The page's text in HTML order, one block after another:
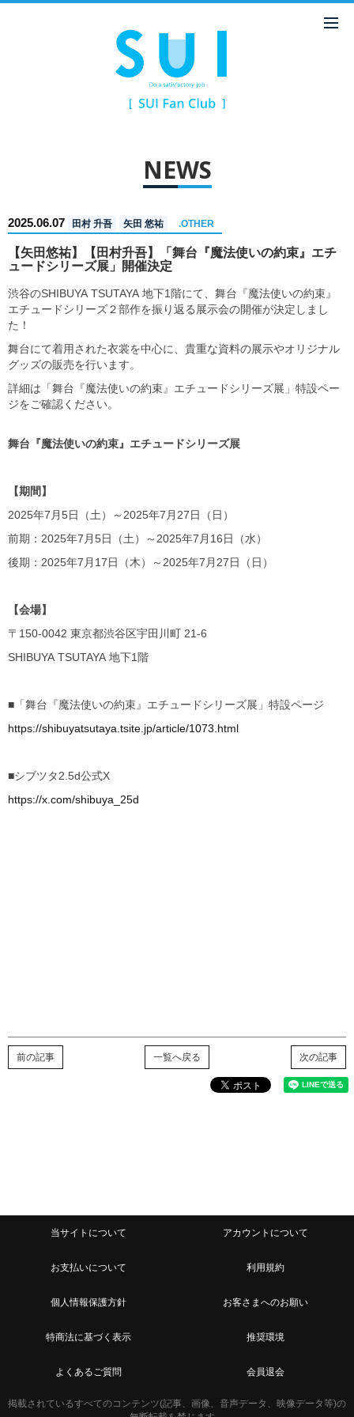
NEWS
2025.06.07 田村 升吾 矢田 悠祐 .OTHER
【矢田悠祐】【田村升吾】「舞台『魔法使いの約束』エチ
ュードシリーズ展」開催決定
渋谷のSHIBUYA TSUTAYA 地下1階にて、舞台『魔法使いの約束』
エチュードシリーズ２部作を振り返る展示会の開催が決定しまし
た！
舞台にて着用された衣裳を中心に、貴重な資料の展示やオリジナル
グッズの販売を行います。
詳細は「舞台『魔法使いの約束』エチュードシリーズ展」特設ペー
ジをご確認ください。
舞台『魔法使いの約束』エチュードシリーズ展
【期間】
2025年7月5日（土）～2025年7月27日（日）
前期：2025年7月5日（土）～2025年7月16日（水）
後期：2025年7月17日（木）～2025年7月27日（日）
【会場】
〒150-0042 東京都渋谷区宇田川町 21-6
SHIBUYA TSUTAYA 地下1階
■「舞台『魔法使いの約束』エチュードシリーズ展」特設ページ
https://shibuyatsutaya.tsite.jp/article/1073.html
■シブツタ2.5d公式X
https://x.com/shibuya_25d
次の記事
一覧へ戻る
前の記事
当サイトについて アカウントについて
お支払いについて 利用規約
個人情報保護方針 お客さまへのお願い
特商法に基づく表示 推奨環境
よくあるご質問 会員退会
掲載されているすべてのコンテンツ(記事、画像、音声データ、映像データ等)の